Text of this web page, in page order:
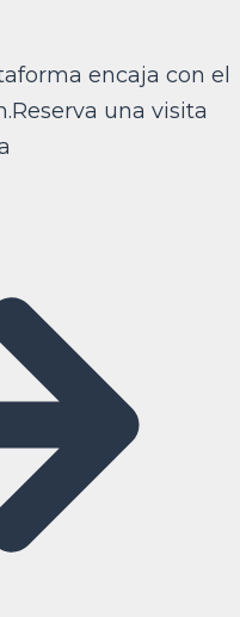
encaja con el
Reserva una visita